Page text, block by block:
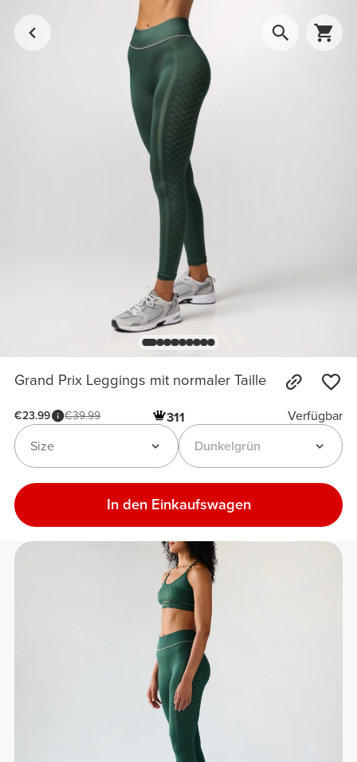
Grand Prix Leggings mit normaler Taille
€23.99 €39.99 311
Verfügbar
Dunkelgrün
Size
In den Einkaufswagen